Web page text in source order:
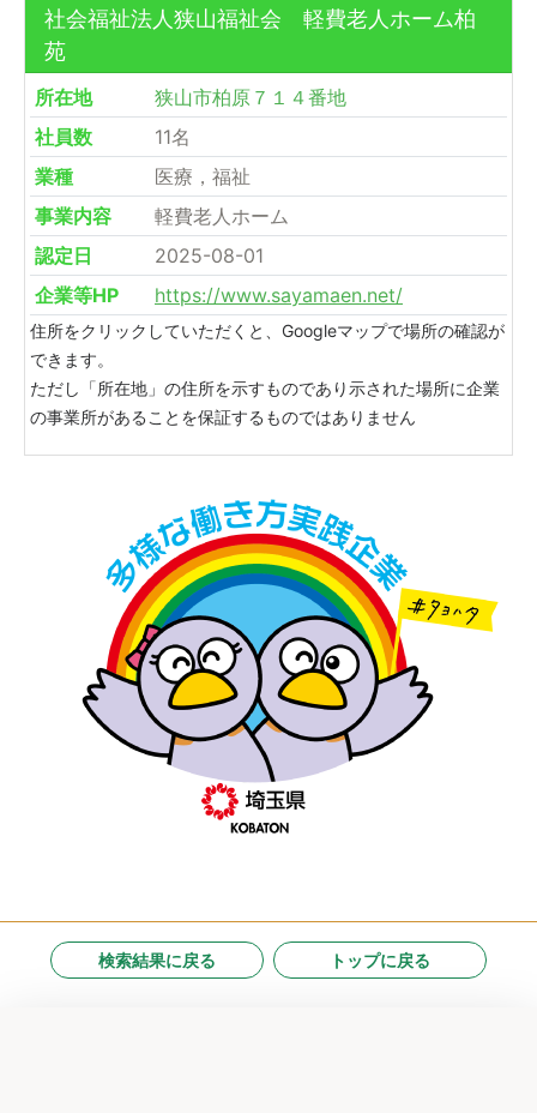
社会福祉法人狭山福祉会 軽費老人ホーム柏
苑
所在地
狭山市柏原７１４番地
社員数
11名
業種
医療，福祉
事業内容
軽費老人ホーム
認定日
2025-08-01
企業等HP
https://www.sayamaen.net/
住所をクリックしていただくと、Googleマップで場所の確認が
できます。
ただし「所在地」の住所を示すものであり示された場所に企業
の事業所があることを保証するものではありません
検索結果に戻る トップに戻る